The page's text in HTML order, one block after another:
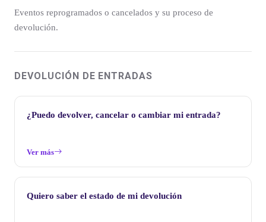
Eventos reprogramados o cancelados y su proceso de
devolución.
DEVOLUCIÓN DE ENTRADAS
¿Puedo devolver, cancelar o cambiar mi entrada?
Ver más
Quiero saber el estado de mi devolución